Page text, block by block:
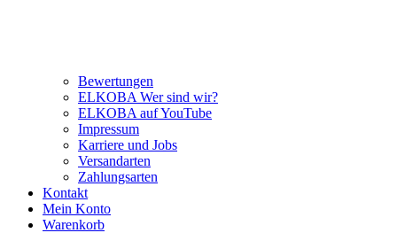
Bewertungen
ELKOBA Wer sind wir?
ELKOBA auf YouTube
Impressum
Karriere und Jobs
Versandarten
Zahlungsarten
Kontakt
Mein Konto
Warenkorb